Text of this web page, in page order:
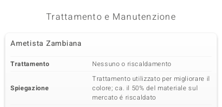
Trattamento e Manutenzione
Ametista Zambiana
Trattamento Nessuno o riscaldamento
Spiegazione
Trattamento utilizzato per migliorare il
colore; ca. il 50% del materiale sul
mercato é riscaldato